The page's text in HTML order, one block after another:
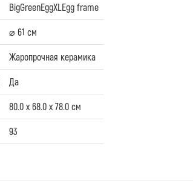
BigGreenEggXLEgg frame
⌀ 61 см
Жаропрочная керамика
Да
80.0 x 68.0 x 78.0 см
93